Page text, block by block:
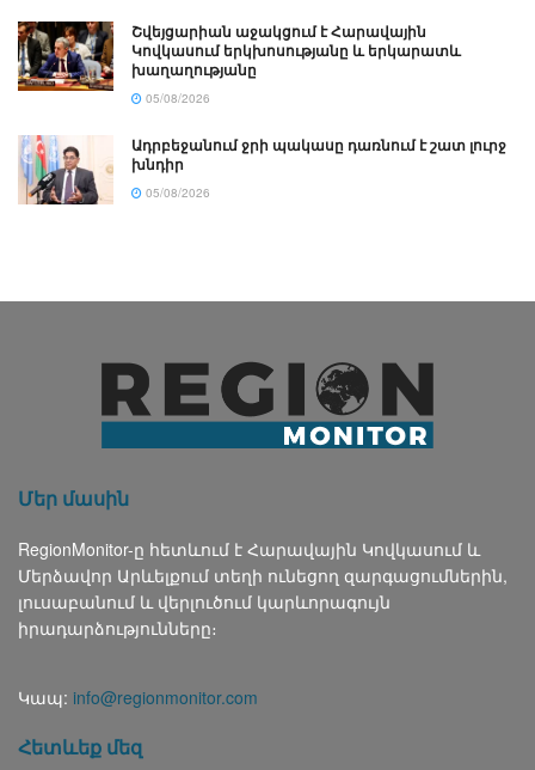
Շվեյցարիան աջակցում է Հարավային
Կովկասում երկխոսությանը և երկարատև
խաղաղությանը
05/08/2026
Ադրբեջանում ջրի պակասը դառնում է շատ լուրջ
խնդիր
05/08/2026
Մեր մասին
RegionMonitor-ը հետևում է Հարավային Կովկասում և
Մերձավոր Արևելքում տեղի ունեցող զարգացումներին,
լուսաբանում և վերլուծում կարևորագույն
իրադարձությունները։
Կապ: info@regionmonitor.com
Հետևեք մեզ